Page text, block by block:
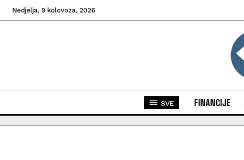
Nedjelja, 9 kolovoza, 2026
SVE FINANCIJE